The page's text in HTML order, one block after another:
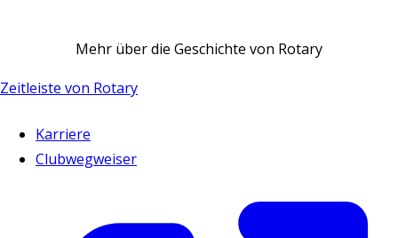
Mehr über die Geschichte von Rotary
Zeitleiste von Rotary
Karriere
Clubwegweiser